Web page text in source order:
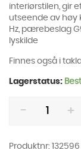
interiørstilen, gir
utseende av høy
Hz, pærebeslag
lyskilde
Finnes også i
Lagerstatus:
HEADLIGHT
MESSING
Produktnr: 132596